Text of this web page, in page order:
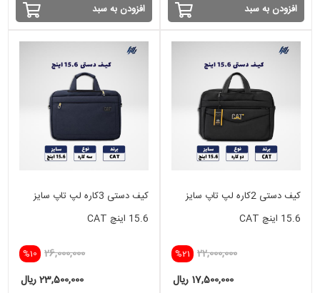
افزودن به سبد افزودن به سبد
کیف دستی 2کاره لپ تاپ سایز
15.6 اینچ CAT
%21 22,000,000
17,500,000 ریال
کیف دستی 3کاره لپ تاپ سایز
15.6 اینچ CAT
%10 26,000,000
23,500,000 ریال